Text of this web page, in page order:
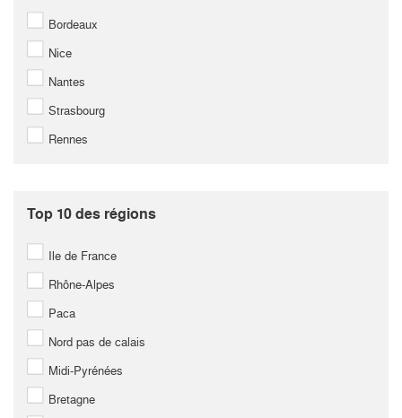
Bordeaux
Nice
Nantes
Strasbourg
Rennes
Top 10 des régions
Ile de France
Rhône-Alpes
Paca
Nord pas de calais
Midi-Pyrénées
Bretagne